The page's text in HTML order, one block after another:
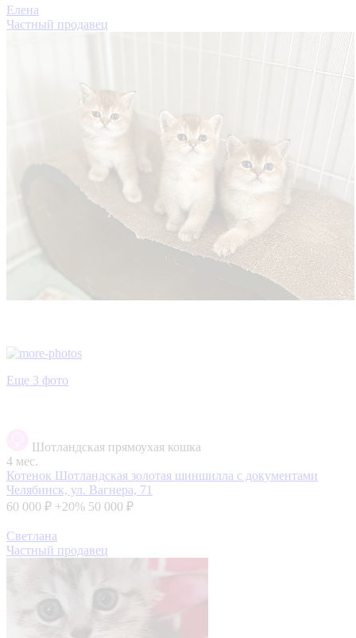
Елена
Частный продавец
Еще 3 фото
Шотландская прямоухая кошка
4 мес.
Котенок Шотландская золотая шиншилла с документами
Челябинск, ул. Вагнера, 71
60 000 ₽ +20% 50 000 ₽
Светлана
Частный продавец